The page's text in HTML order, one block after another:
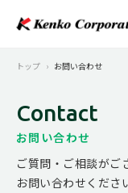
トップ お問い合わせ
Contact
お問い合わせ
ご質問・ご相談がご
お問い合わせくださ